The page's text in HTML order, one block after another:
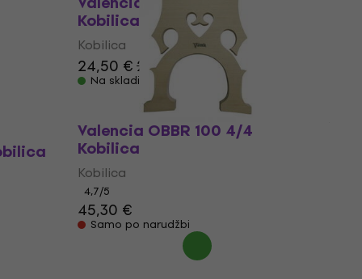
Kobilica (Kao novo)
Kobilica
24,50 €25,40 €
Na skladištu
Valencia OBBR 100 4/4
Kobilica
Kobilica
4,7/5
45,30 €
Samo po narudžbi